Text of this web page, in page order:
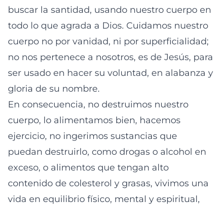
buscar la santidad, usando nuestro cuerpo en
todo lo que agrada a Dios. Cuidamos nuestro
cuerpo no por vanidad, ni por superficialidad;
no nos pertenece a nosotros, es de Jesús, para
ser usado en hacer su voluntad, en alabanza y
gloria de su nombre.
En consecuencia, no destruimos nuestro
cuerpo, lo alimentamos bien, hacemos
ejercicio, no ingerimos sustancias que
puedan destruirlo, como drogas o alcohol en
exceso, o alimentos que tengan alto
contenido de colesterol y grasas, vivimos una
vida en equilibrio físico, mental y espiritual,